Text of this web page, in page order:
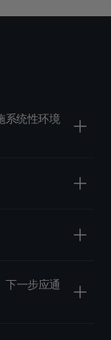
系统性环境
下一步应通